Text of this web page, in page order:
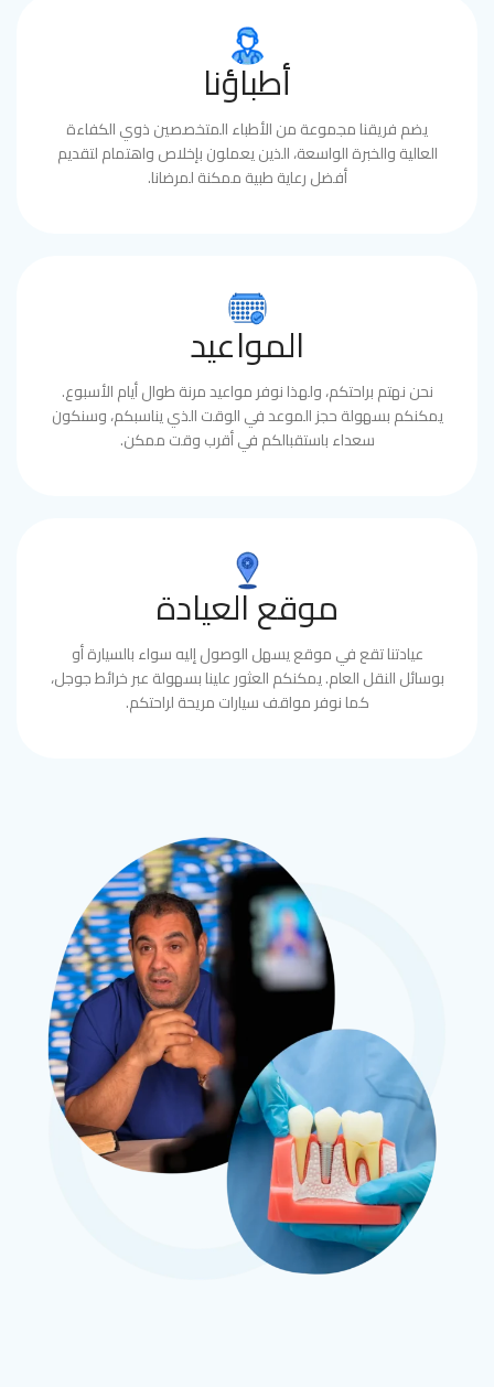
أطباؤنا
يضم فريقنا مجموعة من الأطباء المتخصصين ذوي الكفاءة
العالية والخبرة الواسعة، الذين يعملون بإخلاص واهتمام لتقديم
أفضل رعاية طبية ممكنة لمرضانا.
المواعيد
نحن نهتم براحتكم، ولهذا نوفر مواعيد مرنة طوال أيام الأسبوع.
يمكنكم بسهولة حجز الموعد في الوقت الذي يناسبكم، وسنكون
سعداء باستقبالكم في أقرب وقت ممكن.
موقع العيادة
عيادتنا تقع في موقع يسهل الوصول إليه سواء بالسيارة أو
بوسائل النقل العام. يمكنكم العثور علينا بسهولة عبر خرائط جوجل،
كما نوفر مواقف سيارات مريحة لراحتكم.